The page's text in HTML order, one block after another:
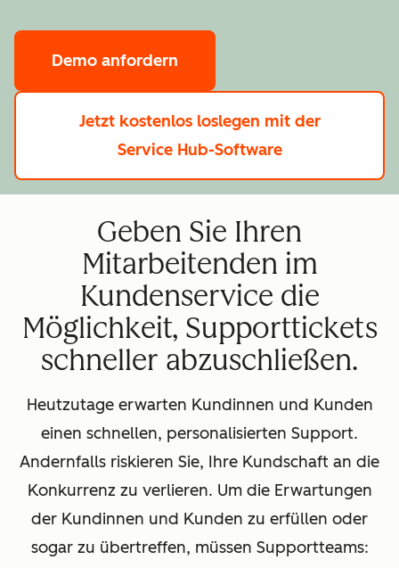
Demo anfordern
Jetzt kostenlos loslegen mit der
Service Hub-Software
Geben Sie Ihren
Mitarbeitenden im
Kundenservice die
Möglichkeit, Supporttickets
schneller abzuschließen.
Heutzutage erwarten Kundinnen und Kunden
einen schnellen, personalisierten Support.
Andernfalls riskieren Sie, Ihre Kundschaft an die
Konkurrenz zu verlieren. Um die Erwartungen
der Kundinnen und Kunden zu erfüllen oder
sogar zu übertreffen, müssen Supportteams: